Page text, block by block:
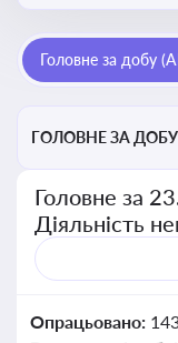
Головне за добу
ГОЛОВНЕ ЗА ДОБУ
Головне за
Діяльність
Опрацьовано: